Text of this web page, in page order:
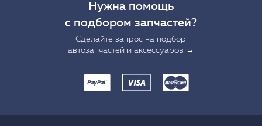
Нужна помощь
с подбором запчастей?
Сделайте запрос на подбор
автозапчастей и аксессуаров →